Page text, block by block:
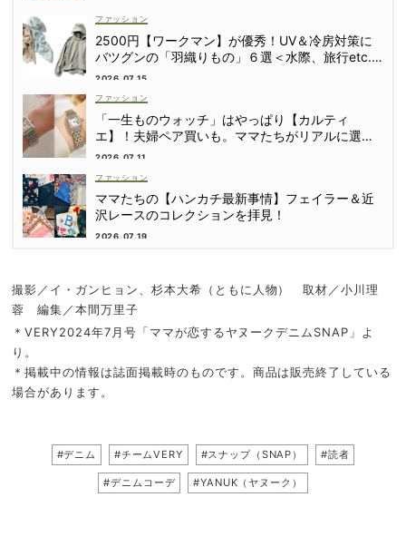
ファッション
2500円【ワークマン】が優秀！UV＆冷房対策に
バツグンの「羽織りもの」６選＜水際、旅行etc.
＞
2026.07.15
ファッション
「一生ものウォッチ」はやっぱり【カルティ
エ】！夫婦ペア買いも。ママたちがリアルに選ん
だモデル
2026.07.11
ファッション
ママたちの【ハンカチ最新事情】フェイラー＆近
沢レースのコレクションを拝見！
2026.07.19
撮影／イ・ガンヒョン、杉本大希（ともに人物） 取材／小川理
蓉 編集／本間万里子
＊VERY2024年7月号「ママが恋するヤヌークデニムSNAP」よ
り。
＊掲載中の情報は誌面掲載時のものです。商品は販売終了している
場合があります。
#デニム #チームVERY #スナップ（SNAP） #読者
#デニムコーデ #YANUK（ヤヌーク）